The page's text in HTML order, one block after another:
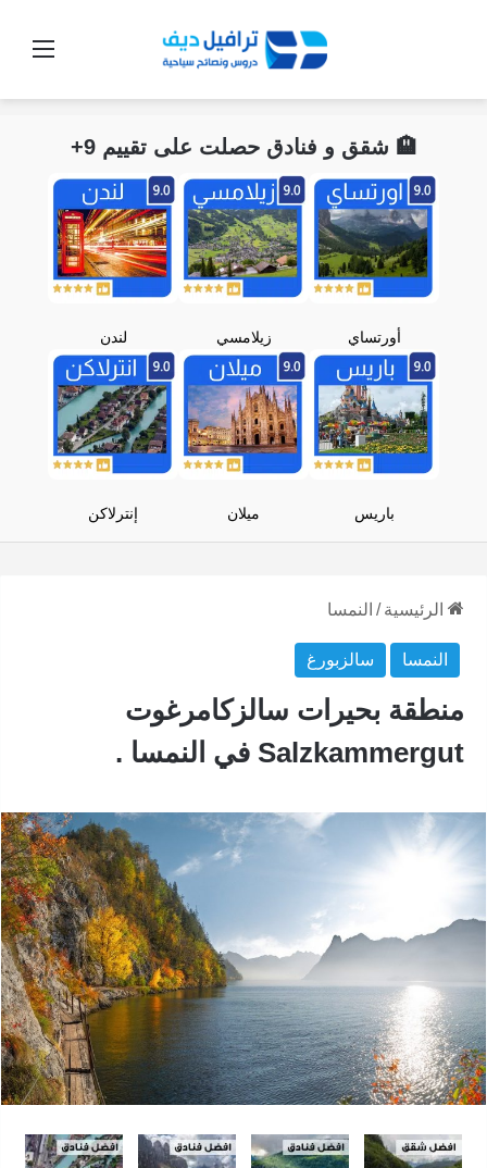
🏨 شقق و فنادق حصلت على تقييم 9+
أورتساي زيلامسي لندن
باريس ميلان إنترلاكن
الرئيسية / النمسا
النمسا سالزبورغ
منطقة بحيرات سالزكامرغوت
Salzkammergut في النمسا .